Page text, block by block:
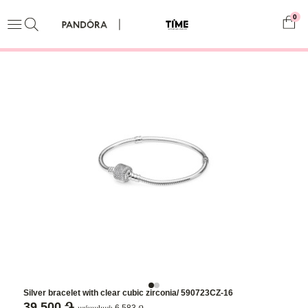
0
Silver bracelet with clear cubic zirconia/ 590723CZ-16